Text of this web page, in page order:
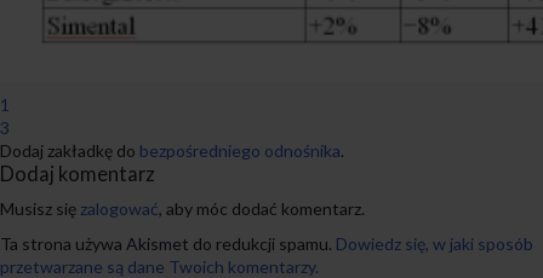
1
3
Dodaj zakładkę do bezpośredniego odnośnika.
Dodaj komentarz
Musisz się zalogować, aby móc dodać komentarz.
Ta strona używa Akismet do redukcji spamu. Dowiedz się, w jaki sposób
przetwarzane są dane Twoich komentarzy.